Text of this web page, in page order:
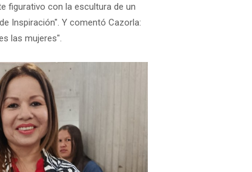
figurativo con la escultura de un
Inspiración". Y comentó Cazorla:
las mujeres".